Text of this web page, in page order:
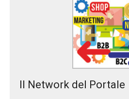
Il Network del Portale